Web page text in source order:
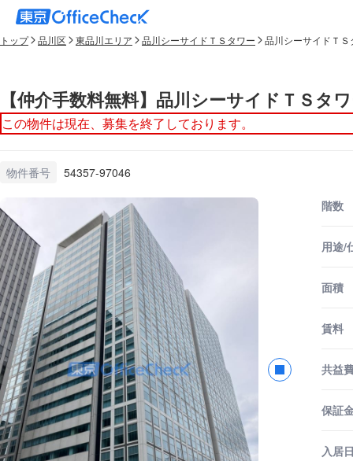
トップ 品川区 東品川エリア 品川シーサイドＴＳタワー 品川シーサイドＴＳ
【仲介手数料無料】品川シーサイドＴＳタ
この物件は現在、募集を終了しております。
物件番号 54357-97046
階数
用途/
面積
賃料
共益
保証
入居